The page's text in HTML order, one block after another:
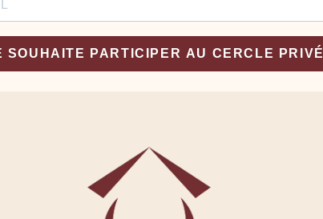
SOUHAITE PARTICIPER AU CERCLE PRIVÉ